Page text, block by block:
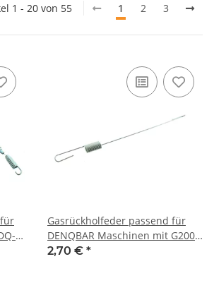
1 - 20 von 55 1 2 3
Gasrückholfeder passend für
DENQBAR Maschinen mit G200F
Motor z.B.: DQ-0289, DQ-0139,
2,70 € *